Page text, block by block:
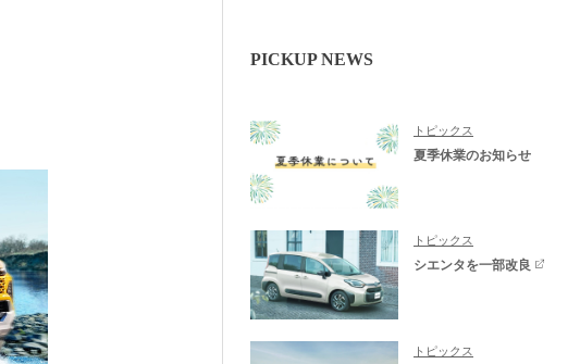
PICKUP NEWS
トピックス
夏季休業のお知らせ
トピックス
シエンタを一部改良
トピックス